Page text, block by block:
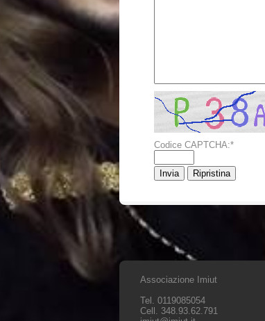
Codice CAPTCHA:*
Associazione Imiut
Tel. 0119085054
Cell. 348.93.62.791